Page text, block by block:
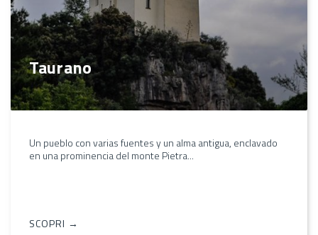
Taurano
Un pueblo con varias fuentes y un alma antigua, enclavado
en una prominencia del monte Pietra...
SCOPRI →